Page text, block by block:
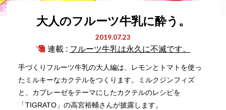
大人のフルーツ牛乳に酔う。
2019.07.23
連載 : フルーツ牛乳は永久に不滅です。
手づくりフルーツ牛乳の大人編は、レモンとトマトを使っ
たミルキーなカクテルをつくります。ミルクジンフィズ
と、カプレーゼをテーマにしたカクテルのレシピを
「TIGRATO」の高宮裕輔さんが披露します。